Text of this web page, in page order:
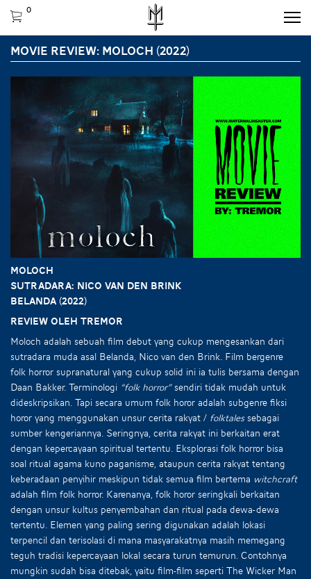
0
MOVIE REVIEW: MOLOCH (2022)
MOLOCH
Sutradara: Nico van den Brink
Belanda (2022)
Review oleh Tremor
Moloch adalah sebuah film debut yang cukup mengesankan dari
sutradara muda asal Belanda, Nico van den Brink. Film bergenre
folk horror supranatural yang cukup solid ini ia tulis bersama dengan
Daan Bakker. Terminologi “folk horror”sendiri tidak mudah untuk
dideskripsikan. Tapi secara umum folk horor adalah subgenre fiksi
horor yang menggunakan unsur cerita rakyat / folktalessebagai
sumber kengeriannya. Seringnya, cerita rakyat ini berkaitan erat
dengan kepercayaan spiritual tertentu. Eksplorasi folk horror bisa
soal ritual agama kuno paganisme, ataupun cerita rakyat tentang
keberadaan penyihir meskipun tidak semua film bertema witchcraft
adalah film folk horror. Karenanya, folk horor seringkali berkaitan
dengan unsur kultus penyembahan dan ritual pada dewa-dewa
tertentu. Elemen yang paling sering digunakan adalah lokasi
terpencil dan terisolasi di mana masyarakatnya masih memegang
teguh tradisi kepercayaan lokal secara turun temurun. Contohnya
mungkin sudah bisa ditebak, yaitu film-film seperti The Wicker Man